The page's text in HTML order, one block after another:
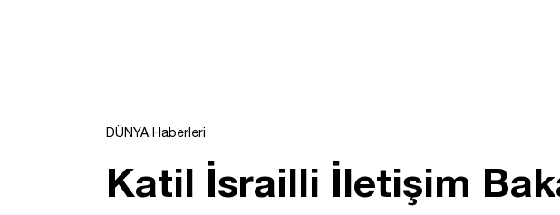
DÜNYA Haberleri
Katil İsrailli İletişim